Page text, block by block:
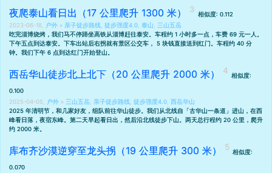
夜爬泰山看日出（17 公里爬升 1300 米）
相似度: 0.112
2023-06-18,
户外 » 亲子徒步路线 徒步强度4.0 泰山
三山五岳
吃完淄博烧烤 ，我们马不停蹄坐高铁从淄博赶往泰安。车程约 1 小时多一点，车费 69 元一人。
下午五点到达泰安。下车出站后右拐就有景区公交车， 5 块钱直接送到红门。车程约 40 分
钟。我们下午 6 点到达红门开始登山。
西岳华山徒步北上北下（20 公里爬升 2000 米） 相似度:
0.100
2025-04-05,
户外 » 三山五岳 亲子徒步路线 徒步强度4.0 西岳华山
2025 年清明节，和几家好友，组队前往华山徒步。我们从北线自「古华山一条道」进山，在西
峰看日落，夜宿东峰。第二天早起看日出，然后沿北线徒步下山。两天总行程约 20 公里，爬升
约 2000 米。
库布齐沙漠逆穿至龙头拐（19 公里爬升 300 米） 相似度:
0.070